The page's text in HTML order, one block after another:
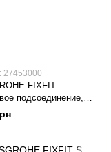
27453000
FIXFIT
подсоединение,